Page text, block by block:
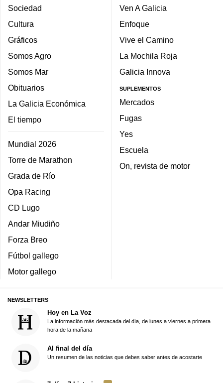
Sociedad
Cultura
Gráficos
Somos Agro
Somos Mar
Obituarios
La Galicia Económica
El tiempo
Mundial 2026
Torre de Marathon
Grada de Río
Opa Racing
CD Lugo
Andar Miudiño
Forza Breo
Fútbol gallego
Motor gallego
Ven A Galicia
Enfoque
Vive el Camino
La Mochila Roja
Galicia Innova
SUPLEMENTOS
Mercados
Fugas
Yes
Escuela
On, revista de motor
NEWSLETTERS
Hoy en La Voz
La información más destacada del día, de lunes a viernes a primera
hora de la mañana
Al final del día
Un resumen de las noticias que debes saber antes de acostarte